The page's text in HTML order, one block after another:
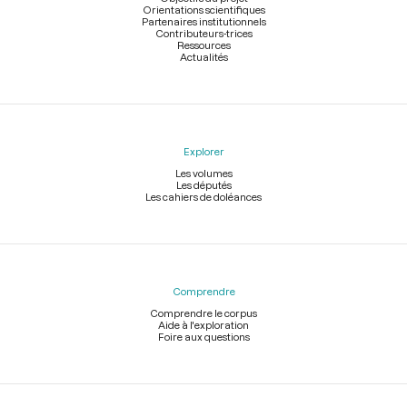
Orientations scientifiques
Partenaires institutionnels
Contributeurs-trices
Ressources
Actualités
Explorer
Les volumes
Les députés
Les cahiers de doléances
Comprendre
Comprendre le corpus
Aide à l'exploration
Foire aux questions